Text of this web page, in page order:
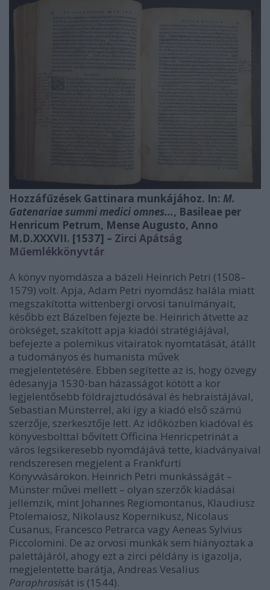
Hozzáfűzések Gattinara munkájához. In: M.
Gatenariae summi medici omnes..., Basileae per
Henricum Petrum, Mense Augusto, Anno
M.D.XXXVII. [1537] – Zirci Apátság
Műemlékkönyvtár
A könyv nyomdásza a bázeli Heinrich Petri (1508–
1579) volt. Apja, Adam Petri nyomdász halála miatt
megszakította wittenbergi orvosi tanulmányait,
később ezt Bázelben fejezte be. Heinrich átvette az
örökséget, szakított apja kiadói stratégiájával,
befejezte a polemikus vitairatok nyomtatását, átállt
a tudományos és humanista művek
megjelentetésére. Ebben segítette az is, hogy özvegy
édesanyja 1530-ban házasságot kötött a kor
legjelentősebb földrajztudósával és hebraistájával,
Sebastian Münsterrel, aki így a kiadó első számú
szerzője, szerkesztője lett. Az időközben kiadóval és
könyvesbolttal bővített Officina Henricpetrinát a
város legsikeresebb nyomdájává tette, kiadványaival
rendszeresen megjelent a Frankfurti
Könyvvásárokon. Heinrich Petri munkásságát –
Münster művei mellett – olyan szerzők kiadásai
jellemzik, mint Johannes Regiomontanus, Klaudiusz
Ptolemaiosz, Nikolausz Kopernikusz, Nicolaus
Cusanus, Francesco Petrarca vagy Aeneas Sylvius
Piccolomini. De az orvosi munkák sem hiányoztak a
palettájáról, ahogy ezt a zirci példány is igazolja,
megjelentette barátja, Andreas Vesalius
Paraphrasisát is (1544).